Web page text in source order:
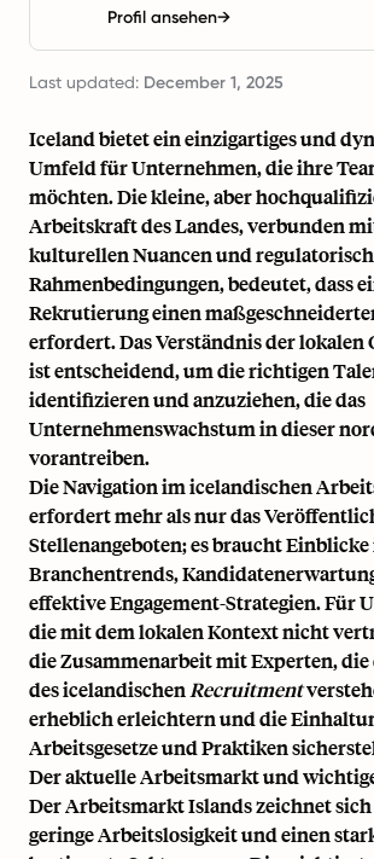
Profil ansehen→
Last updated: December 1, 2025
Iceland bietet ein einzigartiges und
Umfeld für Unternehmen, die ihre
möchten. Die kleine, aber
Arbeitskraft des Landes, verbunden
kulturellen Nuancen und
Rahmenbedingungen, bedeutet, dass
Rekrutierung einen
erfordert. Das Verständnis der lokalen
ist entscheidend, um die richtigen
identifizieren und anzuziehen, die das
Unternehmenswachstum in dieser
vorantreiben.
Die Navigation im icelandischen
erfordert mehr als nur das
Stellenangeboten; es braucht Einblicke
Branchentrends,
effektive Engagement-Strategien. Für
die mit dem lokalen Kontext nicht
die Zusammenarbeit mit Experten, die
des icelandischen Recruitment
erheblich erleichtern und die
Arbeitsgesetze und Praktiken
Der aktuelle Arbeitsmarkt und
Der Arbeitsmarkt Islands zeichnet
geringe Arbeitslosigkeit und einen